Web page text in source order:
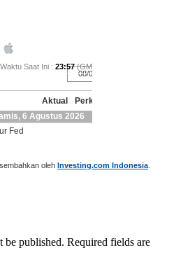
oleh Investing.com Indonesia
published. Required fields are